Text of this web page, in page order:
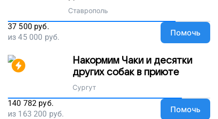
Ставрополь
37 500 руб.
из45 000 руб. Помочь
Накормим Чаки и десятки
других собак в приюте
Сургут
140 782 руб.
из 163 200 руб. Помочь